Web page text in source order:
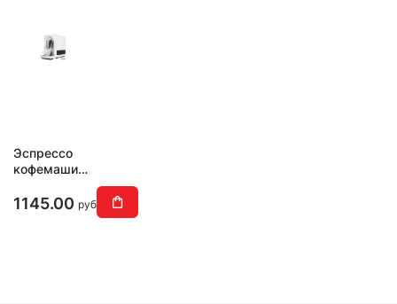
Эспрессо
кофемашина
MF-
1145.00 руб